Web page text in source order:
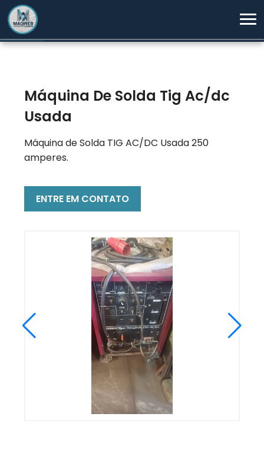
Máquina De Solda Tig Ac/dc
Usada
Máquina de Solda TIG AC/DC Usada 250
amperes.
ENTRE EM CONTATO